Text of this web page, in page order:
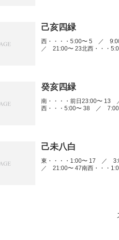
己亥四緑
西・・・・5:00〜 5 ／
／ 21:00〜 23北西・・
癸亥四緑
南・・・・前日23:00〜
西・・・5:00〜 38 ／
己未八白
東・・・・1:00〜 17 ／
／ 21:00〜 47南西・・